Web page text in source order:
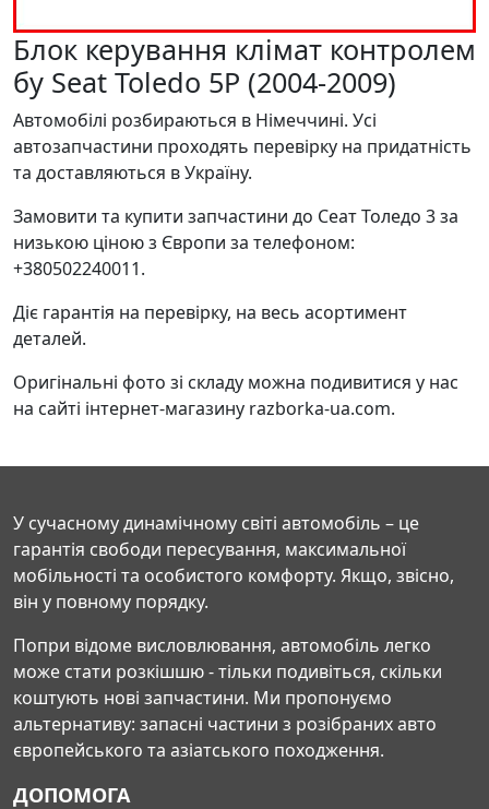
Блок керування клімат контролем
бу Seat Toledo 5P (2004-2009)
Автомобілі розбираються в Німеччині. Усі
автозапчастини проходять перевірку на придатність
та доставляються в Україну.
Замовити та купити запчастини до Сеат Толедо 3 за
низькою ціною з Європи за телефоном:
+380502240011.
Діє гарантія на перевірку, на весь асортимент
деталей.
Оригінальні фото зі складу можна подивитися у нас
на сайті інтернет-магазину razborka-ua.com.
У сучасному динамічному світі автомобіль – це
гарантія свободи пересування, максимальної
мобільності та особистого комфорту. Якщо, звісно,
він у повному порядку.
Попри відоме висловлювання, автомобіль легко
може стати розкішшю - тільки подивіться, скільки
коштують нові запчастини. Ми пропонуємо
альтернативу: запасні частини з розібраних авто
європейського та азіатського походження.
ДОПОМОГА